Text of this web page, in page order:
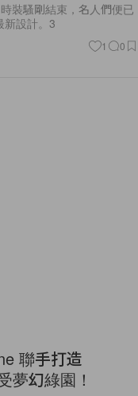
裝騷剛結束，名人們便已
新設計。3
1 0
聯手打造
夢幻綠園！